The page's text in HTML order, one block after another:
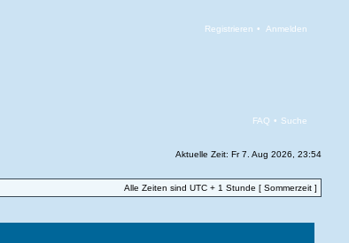
Registrieren • Anmelden
FAQ • Suche
Aktuelle Zeit: Fr 7. Aug 2026, 23:54
Alle Zeiten sind UTC + 1 Stunde [ Sommerzeit ]